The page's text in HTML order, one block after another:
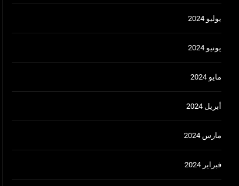
يوليو 2024
يونيو 2024
مايو 2024
أبريل 2024
مارس 2024
فبراير 2024